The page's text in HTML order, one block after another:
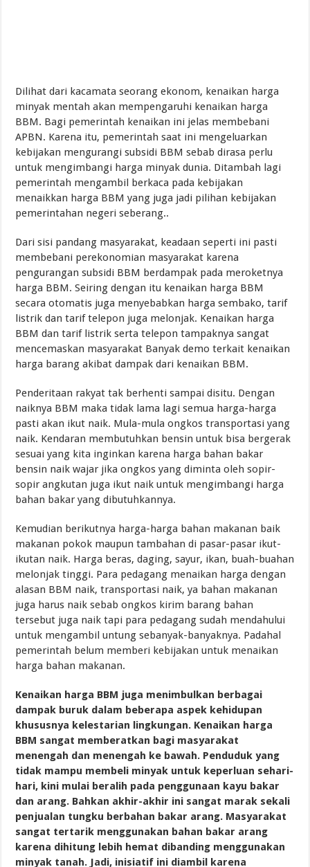
Dilihat dari kacamata seorang ekonom, kenaikan harga
minyak mentah akan mempengaruhi kenaikan harga
BBM. Bagi pemerintah kenaikan ini jelas membebani
APBN. Karena itu, pemerintah saat ini mengeluarkan
kebijakan mengurangi subsidi BBM sebab dirasa perlu
untuk mengimbangi harga minyak dunia. Ditambah lagi
pemerintah mengambil berkaca pada kebijakan
menaikkan harga BBM yang juga jadi pilihan kebijakan
pemerintahan negeri seberang..
Dari sisi pandang masyarakat, keadaan seperti ini pasti
membebani perekonomian masyarakat karena
pengurangan subsidi BBM berdampak pada meroketnya
harga BBM. Seiring dengan itu kenaikan harga BBM
secara otomatis juga menyebabkan harga sembako, tarif
listrik dan tarif telepon juga melonjak. Kenaikan harga
BBM dan tarif listrik serta telepon tampaknya sangat
mencemaskan masyarakat Banyak demo terkait kenaikan
harga barang akibat dampak dari kenaikan BBM.
Penderitaan rakyat tak berhenti sampai disitu. Dengan
naiknya BBM maka tidak lama lagi semua harga-harga
pasti akan ikut naik. Mula-mula ongkos transportasi yang
naik. Kendaran membutuhkan bensin untuk bisa bergerak
sesuai yang kita inginkan karena harga bahan bakar
bensin naik wajar jika ongkos yang diminta oleh sopir-
sopir angkutan juga ikut naik untuk mengimbangi harga
bahan bakar yang dibutuhkannya.
Kemudian berikutnya harga-harga bahan makanan baik
makanan pokok maupun tambahan di pasar-pasar ikut-
ikutan naik. Harga beras, daging, sayur, ikan, buah-buahan
melonjak tinggi. Para pedagang menaikan harga dengan
alasan BBM naik, transportasi naik, ya bahan makanan
juga harus naik sebab ongkos kirim barang bahan
tersebut juga naik tapi para pedagang sudah mendahului
untuk mengambil untung sebanyak-banyaknya. Padahal
pemerintah belum memberi kebijakan untuk menaikan
harga bahan makanan.
Kenaikan harga BBM juga menimbulkan berbagai
dampak buruk dalam beberapa aspek kehidupan
khususnya kelestarian lingkungan. Kenaikan harga
BBM sangat memberatkan bagi masyarakat
menengah dan menengah ke bawah. Penduduk yang
tidak mampu membeli minyak untuk keperluan sehari-
hari, kini mulai beralih pada penggunaan kayu bakar
dan arang. Bahkan akhir-akhir ini sangat marak sekali
penjualan tungku berbahan bakar arang. Masyarakat
sangat tertarik menggunakan bahan bakar arang
karena dihitung lebih hemat dibanding menggunakan
minyak tanah. Jadi, inisiatif ini diambil karena